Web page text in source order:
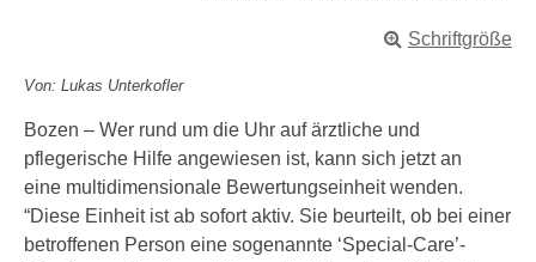
Schriftgröße
Von: Lukas Unterkofler
Bozen – Wer rund um die Uhr auf ärztliche und
pflegerische Hilfe angewiesen ist, kann sich jetzt an
eine multidimensionale Bewertungseinheit wenden.
“Diese Einheit ist ab sofort aktiv. Sie beurteilt, ob bei einer
betroffenen Person eine sogenannte ‘Special-Care’-